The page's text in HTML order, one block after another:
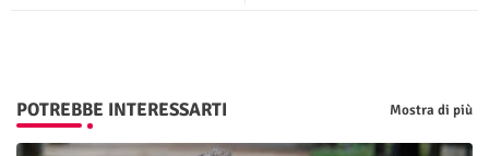
POTREBBE INTERESSARTI Mostra di più